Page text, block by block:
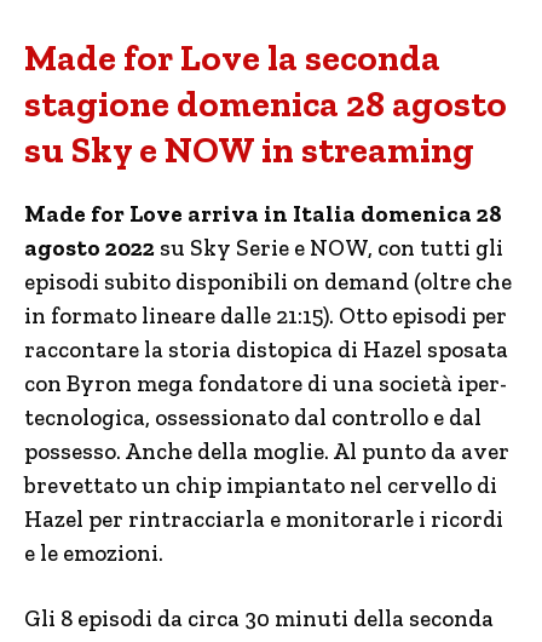
Made for Love la seconda
stagione domenica 28 agosto
su Sky e NOW in streaming
Made for Love arriva in Italia domenica 28
agosto 2022 su Sky Serie e NOW, con tutti gli
episodi subito disponibili on demand (oltre che
in formato lineare dalle 21:15). Otto episodi per
raccontare la storia distopica di Hazel sposata
con Byron mega fondatore di una società iper-
tecnologica, ossessionato dal controllo e dal
possesso. Anche della moglie. Al punto da aver
brevettato un chip impiantato nel cervello di
Hazel per rintracciarla e monitorarle i ricordi
e le emozioni.
Gli 8 episodi da circa 30 minuti della seconda